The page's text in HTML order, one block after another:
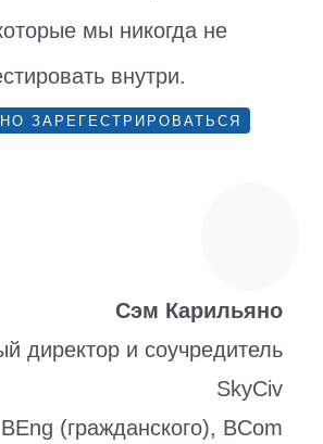
мы никогда не
внутри.
ЗАРЕГЕСТРИРОВАТЬСЯ
Сэм Карильяно
директор и соучредитель
SkyCiv
BEng (гражданского), BCom